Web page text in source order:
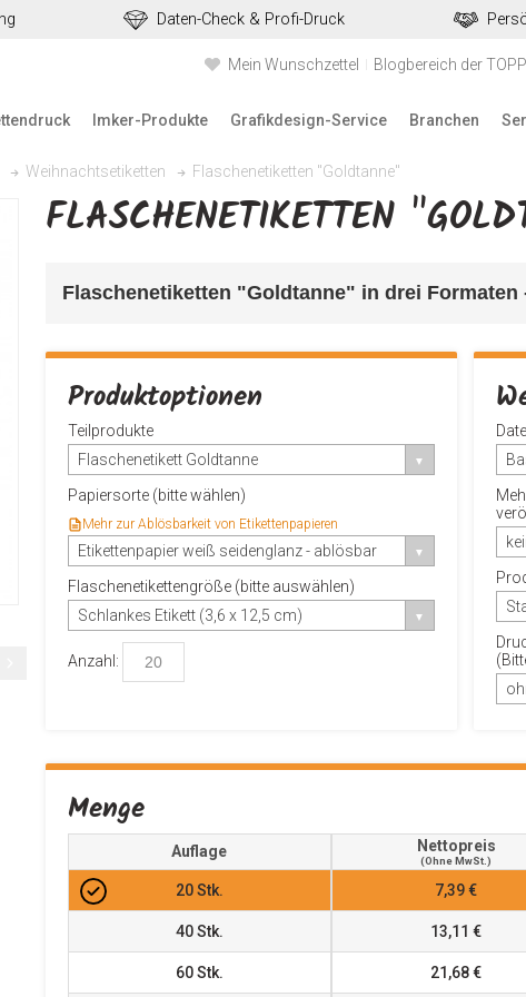
Daten-Check & Profi-Druck
Mein Wunschzettel Blogbereich der
Imker-Produkte Grafikdesign-Service Branchen
Weihnachtsetiketten Flaschenetiketten "Goldtanne"
FLASCHENETIKETTEN
Flaschenetiketten "Goldtanne" in drei Formaten
Produktoptionen
Teilprodukte
Flaschenetikett Goldtanne
Papiersorte (bitte wählen)
Mehr zur Ablösbarkeit von Etikettenpapieren
Etikettenpapier weiß seidenglanz - ablösbar
Flaschenetikettengröße (bitte auswählen)
Schlankes Etikett (3,6 x 12,5 cm)
Anzahl:
Menge
Auflage Nettopreis
(ohne MwSt.)
20Stk. 7,39 €
40Stk. 13,11 €
60Stk. 21,68 €